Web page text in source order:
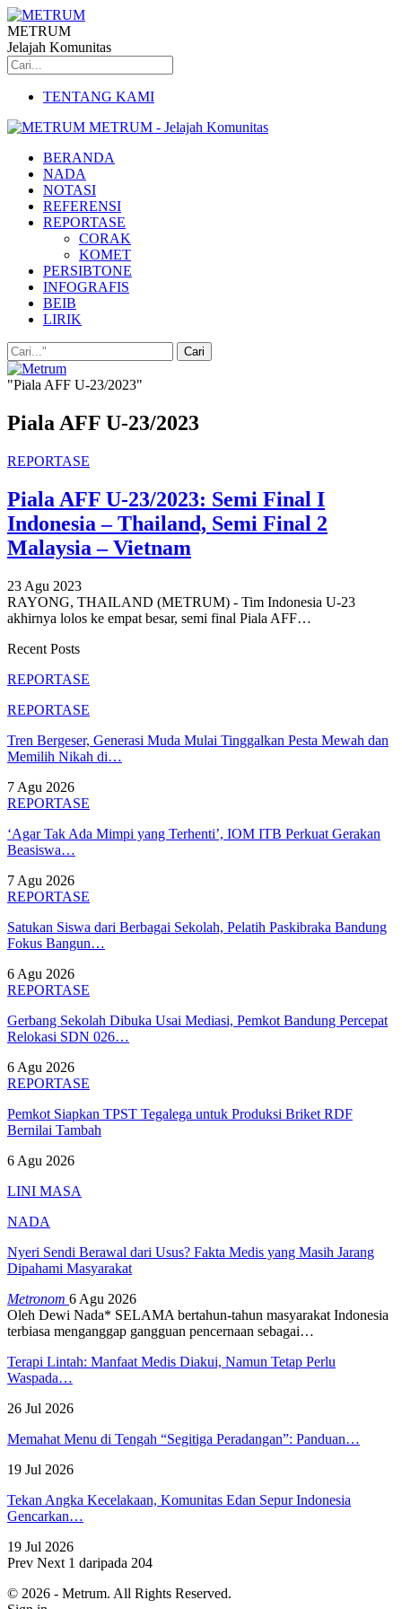
METRUM
Jelajah Komunitas
TENTANG KAMI
METRUM - Jelajah Komunitas
BERANDA
NADA
NOTASI
REFERENSI
REPORTASE
CORAK
KOMET
PERSIBTONE
INFOGRAFIS
BEIB
LIRIK
"Piala AFF U-23/2023"
Piala AFF U-23/2023
REPORTASE
Piala AFF U-23/2023: Semi Final I
Indonesia – Thailand, Semi Final 2
Malaysia – Vietnam
23 Agu 2023
RAYONG, THAILAND (METRUM) - Tim Indonesia U-23
akhirnya lolos ke empat besar, semi final Piala AFF…
Recent Posts
REPORTASE
REPORTASE
Tren Bergeser, Generasi Muda Mulai Tinggalkan Pesta Mewah dan
Memilih Nikah di…
7 Agu 2026
REPORTASE
‘Agar Tak Ada Mimpi yang Terhenti’, IOM ITB Perkuat Gerakan
Beasiswa…
7 Agu 2026
REPORTASE
Satukan Siswa dari Berbagai Sekolah, Pelatih Paskibraka Bandung
Fokus Bangun…
6 Agu 2026
REPORTASE
Gerbang Sekolah Dibuka Usai Mediasi, Pemkot Bandung Percepat
Relokasi SDN 026…
6 Agu 2026
REPORTASE
Pemkot Siapkan TPST Tegalega untuk Produksi Briket RDF
Bernilai Tambah
6 Agu 2026
LINI MASA
NADA
Nyeri Sendi Berawal dari Usus? Fakta Medis yang Masih Jarang
Dipahami Masyarakat
Metronom 6 Agu 2026
Oleh Dewi Nada* SELAMA bertahun-tahun masyarakat Indonesia
terbiasa menganggap gangguan pencernaan sebagai…
Terapi Lintah: Manfaat Medis Diakui, Namun Tetap Perlu
Waspada…
26 Jul 2026
Memahat Menu di Tengah “Segitiga Peradangan”: Panduan…
19 Jul 2026
Tekan Angka Kecelakaan, Komunitas Edan Sepur Indonesia
Gencarkan…
19 Jul 2026
Prev Next 1 daripada 204
© 2026 - Metrum. All Rights Reserved.